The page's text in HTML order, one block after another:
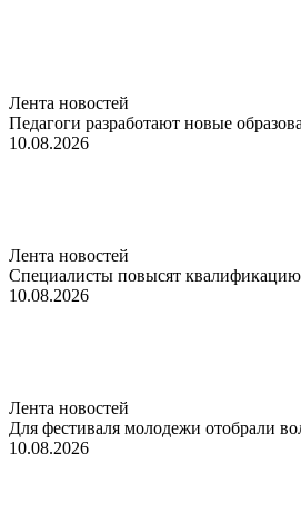
Лента новостей
Педагоги разработают новые
10.08.2026
Лента новостей
Специалисты повысят квалификацию
10.08.2026
Лента новостей
Для фестиваля молодежи отобрали
10.08.2026